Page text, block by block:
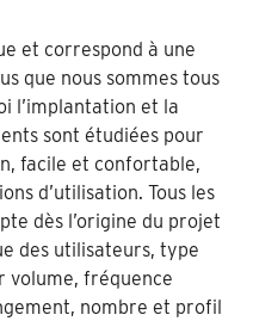
et correspond à une
que nous sommes tous
l’implantation et la
sont étudiées pour
facile et confortable,
d’utilisation. Tous les
dès l’origine du projet
des utilisateurs, type
volume, fréquence
nombre et profil